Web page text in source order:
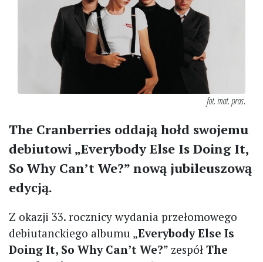
fot. mat. pras.
The Cranberries oddają hołd swojemu
debiutowi „Everybody Else Is Doing It,
So Why Can’t We?” nową jubileuszową
edycją.
Z okazji 33. rocznicy wydania przełomowego
debiutanckiego albumu „Everybody Else Is
Doing It, So Why Can’t We?” zespół The